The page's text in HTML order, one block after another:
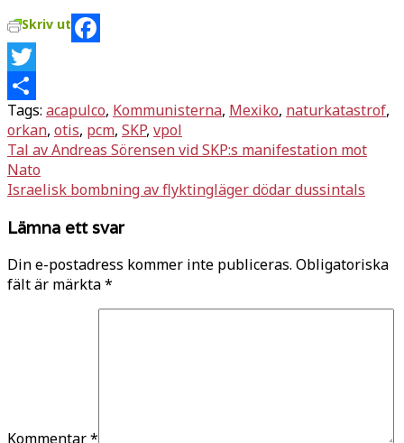
Skriv ut
Facebook
Twitter
Dela
Tags: acapulco, Kommunisterna, Mexiko, naturkatastrof,
orkan, otis, pcm, SKP, vpol
Inläggsnavigering
Tal av Andreas Sörensen vid SKP:s manifestation mot
Nato
Israelisk bombning av flyktingläger dödar dussintals
Lämna ett svar
Din e-postadress kommer inte publiceras. Obligatoriska
fält är märkta*
Kommentar*